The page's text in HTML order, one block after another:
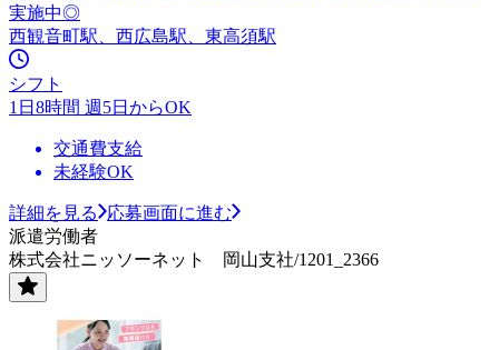
実施中◎
西観音町駅、西広島駅、東高須駅
シフト
1日8時間 週5日からOK
交通費支給
未経験OK
詳細を見る
応募画面に進む
派遣労働者
株式会社ニッソーネット 岡山支社/1201_2366